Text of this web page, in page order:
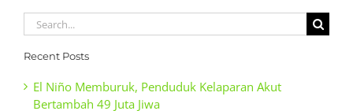
Search
for:
Recent Posts
El Niño Memburuk, Penduduk Kelaparan Akut
Bertambah 49 Juta Jiwa